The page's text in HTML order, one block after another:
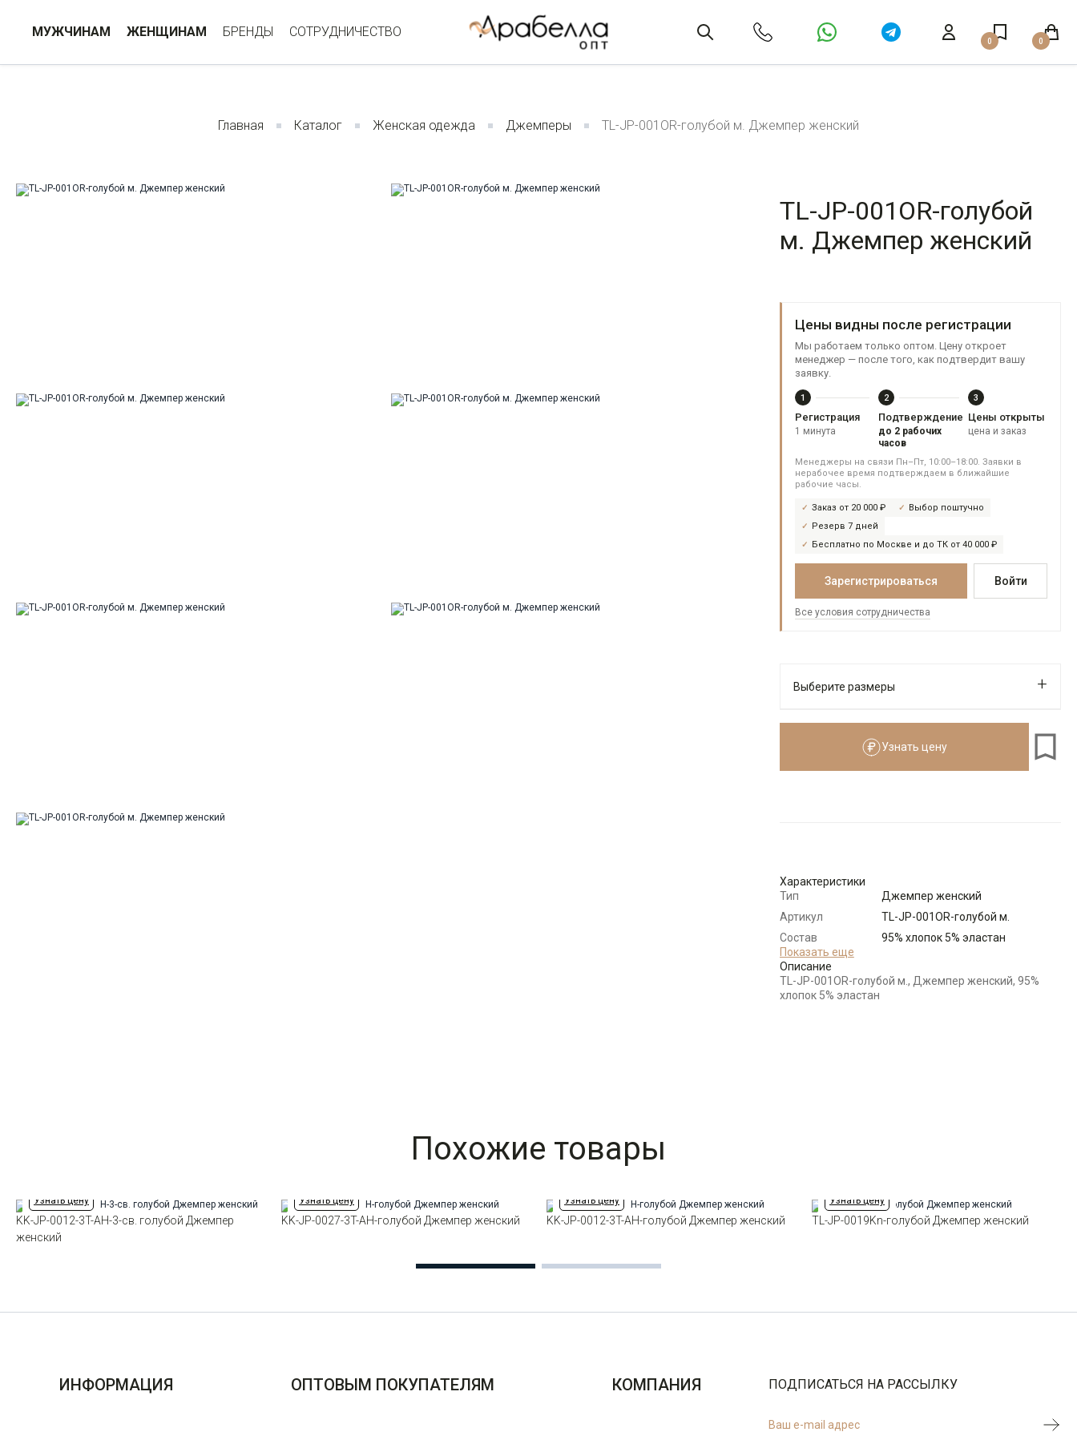
МУЖЧИНАМ ЖЕНЩИНАМ БРЕНДЫ СОТРУДНИЧЕСТВО
0 0
Главная Каталог Женская одежда Джемперы TL-JP-001OR-голубой м. Джемпер женский
TL-JP-001OR-голубой
м. Джемпер женский
Цены видны после регистрации
Мы работаем только оптом. Цену откроет
менеджер — после того, как подтвердит вашу
заявку.
1
Регистрация
1 минута
2
Подтверждение
до 2 рабочих
часов
3
Цены открыты
цена и заказ
Менеджеры на связи Пн–Пт, 10:00–18:00. Заявки в
нерабочее время подтверждаем в ближайшие
рабочие часы.
Заказ от 20 000 ₽
Выбор поштучно
Резерв 7 дней
Бесплатно по Москве и до ТК от 40 000 ₽
Зарегистрироваться Войти
Все условия сотрудничества
Выберите размеры
Размеры для ростасм
48-50 (L)
52-54 (XL) - +
56-58 (2XL) - + 15
Узнать цену
Характеристики
Тип
Джемпер женский
Артикул
TL-JP-001OR-голубой м.
Состав
сырья
95% хлопок 5% эластан
Бренд
Модель
Показать еще
Описание
TL-JP-001OR-голубой м., Джемпер женский, 95%
хлопок 5% эластан
Похожие товары
Узнать цену
KK-JP-0012-3T-AH-3-св. голубой Джемпер
женский
Узнать цену
KK-JP-0027-3T-AH-голубой Джемпер женский
Узнать цену
KK-JP-0012-3T-AH-голубой Джемпер женский
Узнать цену
TL-JP-0019Kn-голубой Джемпер женский
ИНФОРМАЦИЯ ОПТОВЫМ ПОКУПАТЕЛЯМ КОМПАНИЯ ПОДПИСАТЬСЯ НА РАССЫЛКУ